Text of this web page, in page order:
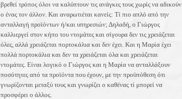
βρεθεί τρόπος όλοι να καλύπτουν τις ανάγκες τους χωρίς να αδικούν
ο ένας τον άλλον. Και αναρωτιέται κανείς: Τί πιο απλό από την
ανταλλαγή προϊόντων ή/και υπηρεσιών; Δηλαδή, ο Γιώργος
καλλιεργεί στον κήπο του ντομάτες και σίγουρα δεν τις χρειάζεται
όλες, αλλά χρειάζεται πορτοκάλια και δεν έχει. Και η Μαρία έχει
πολλά πορτοκάλια και δεν τα χρειάζεται όλα και χρειάζεται
ντομάτες. Είναι λογικό ο Γιώργος και η Μαρία να ανταλλάξουν
ποσότητες από τα προϊόντα που έχουν, με την προϋπόθεση ότι
γνωρίζονται μεταξύ τους και γνωρίζει ο καθένας τί μπορεί να
προσφέρει ο άλλος.